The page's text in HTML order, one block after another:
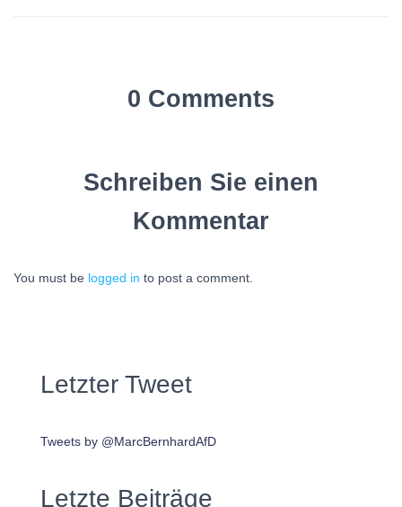
0 Comments
Schreiben Sie einen
Kommentar
You must be logged in to post a comment.
Letzter Tweet
Tweets by @MarcBernhardAfD
Letzte Beiträge